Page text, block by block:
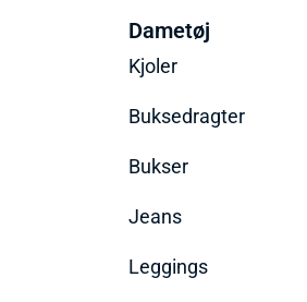
Dametøj
Kjoler
Buksedragter
Bukser
Jeans
Leggings